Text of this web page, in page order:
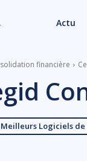
Actu
financière
Meilleurs Logiciels